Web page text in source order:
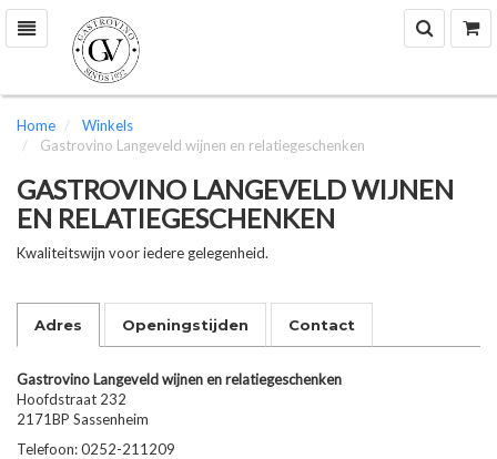
Toggle
navigation
Zoek
Home
Winkels
Gastrovino Langeveld wijnen en relatiegeschenken
GASTROVINO LANGEVELD WIJNEN
EN RELATIEGESCHENKEN
Kwaliteitswijn voor iedere gelegenheid.
Adres Openingstijden Contact
Gastrovino Langeveld wijnen en relatiegeschenken
Hoofdstraat 232
2171BP Sassenheim
Telefoon: 0252-211209